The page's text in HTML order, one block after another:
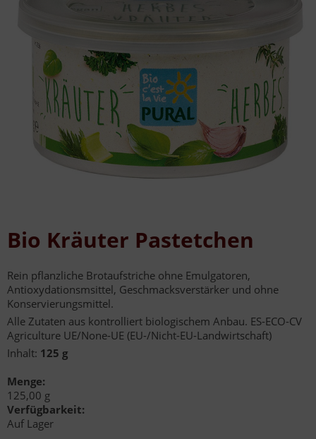
Bio Kräuter Pastetchen
Rein pflanzliche Brotaufstriche ohne Emulgatoren,
Antioxydationsmsittel, Geschmacksverstärker und ohne
Konservierungsmittel.
Alle Zutaten aus kontrolliert biologischem Anbau. ES-ECO-CV
Agriculture UE/None-UE (EU-/Nicht-EU-Landwirtschaft)
Inhalt: 125 g
Menge:
125,00 g
Verfügbarkeit:
Auf Lager